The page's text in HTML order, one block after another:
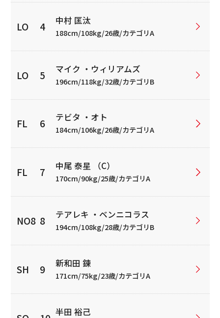
中村 匡汰
188cm/108kg/26歳/カテゴリA
マイク ・ウィリアムズ
196cm/118kg/32歳/カテゴリB
テビタ ・オト
184cm/106kg/26歳/カテゴリA
中尾 泰星 （C）
170cm/90kg/25歳/カテゴリA
テアレキ ・ベンニコラス
194cm/108kg/28歳/カテゴリB
新和田 錬
171cm/75kg/23歳/カテゴリA
半田 裕己